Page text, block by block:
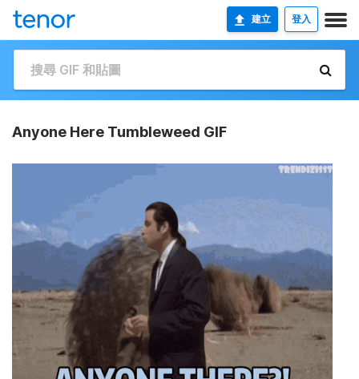
建立 登入
Anyone Here Tumbleweed GIF